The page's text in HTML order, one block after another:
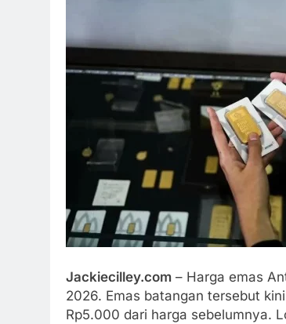
Jackiecilley.com – Harga emas
2026. Emas batangan tersebut
Rp5.000 dari harga sebelumnya.